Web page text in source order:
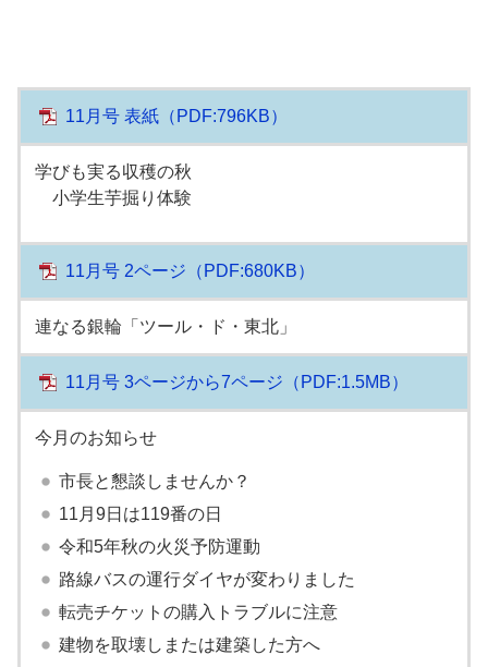
11月号 表紙（PDF:796KB）
学びも実る収穫の秋
小学生芋掘り体験
11月号 2ページ （PDF:680KB）
連なる銀輪「ツール・ド・東北」
11月号 3ページから7ページ （PDF:1.5MB）
今月のお知らせ
市長と懇談しませんか？
11月9日は119番の日
令和5年秋の火災予防運動
路線バスの運行ダイヤが変わりました
転売チケットの購入トラブルに注意
建物を取壊しまたは建築した方へ